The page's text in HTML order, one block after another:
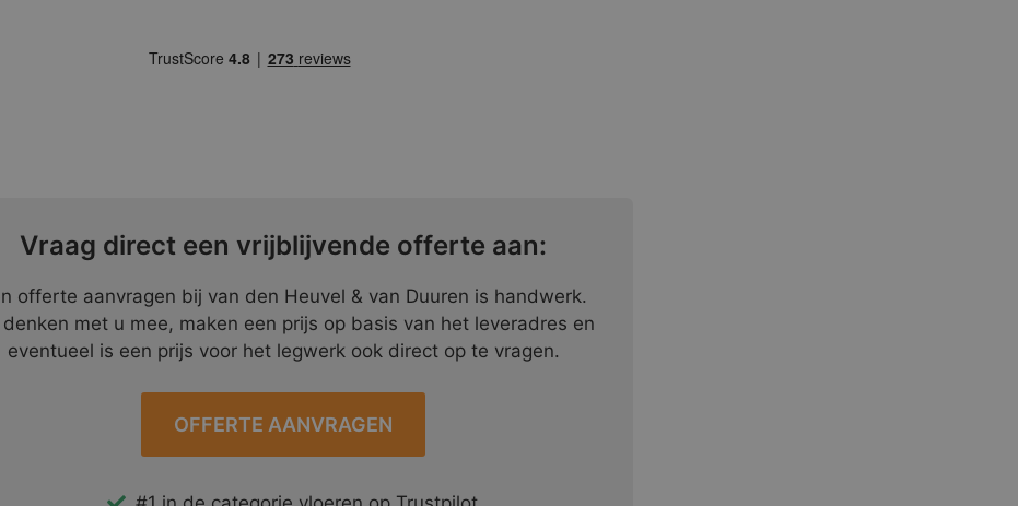
Vraag direct een vrijblijvende offerte aan:
offerte aanvragen bij van den Heuvel & van Duuren is handwerk.
denken met u mee, maken een prijs op basis van het leveradres en
eventueel is een prijs voor het legwerk ook direct op te vragen.
OFFERTE AANVRAGEN